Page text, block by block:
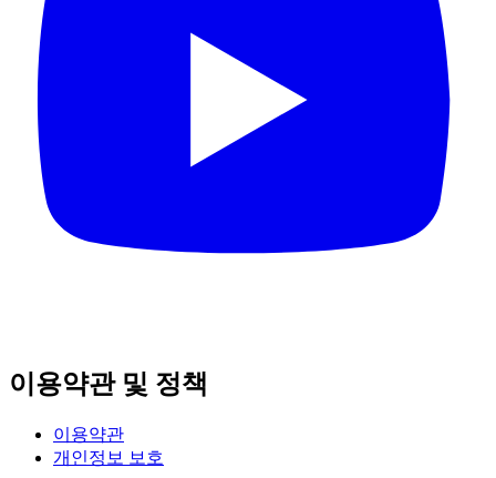
이용약관 및 정책
이용약관
개인정보 보호